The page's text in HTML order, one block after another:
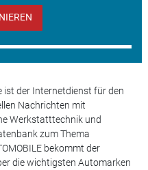
ist der Internetdienst für den
Nachrichten mit
Werkstatttechnik und
zum Thema
bekommt der
die wichtigsten Automarken